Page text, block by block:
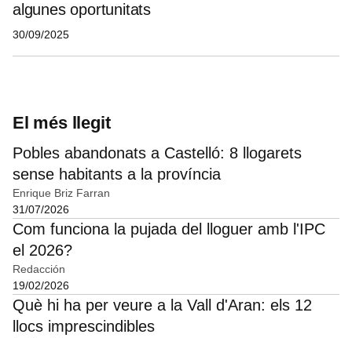
algunes oportunitats
30/09/2025
El més llegit
Pobles abandonats a Castelló: 8 llogarets
sense habitants a la província
Enrique Briz Farran
31/07/2026
Com funciona la pujada del lloguer amb l'IPC
el 2026?
Redacción
19/02/2026
Què hi ha per veure a la Vall d'Aran: els 12
llocs imprescindibles